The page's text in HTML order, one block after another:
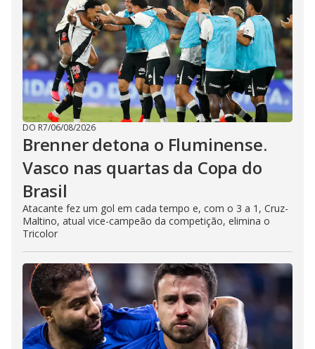
DO R7/06/08/2026
Brenner detona o Fluminense.
Vasco nas quartas da Copa do
Brasil
Atacante fez um gol em cada tempo e, com o 3 a 1, Cruz-
Maltino, atual vice-campeão da competição, elimina o
Tricolor